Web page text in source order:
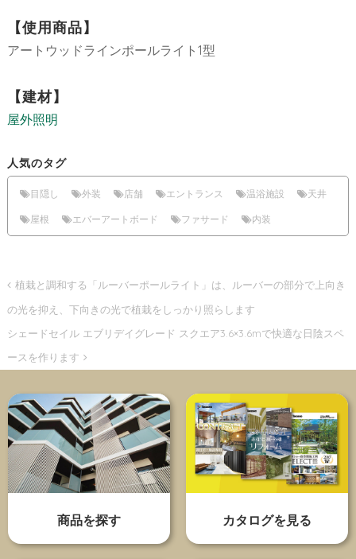
【使用商品】
アートウッドラインポールライト1型
【建材】
屋外照明
人気のタグ
目隠し 外装 店舗 エントランス 温浴施設 天井
屋根 エバーアートボード ファサード 内装
植栽と調和する「ルーバーポールライト」は、ルーバーの部分で上向き
の光を抑え、下向きの光で植栽をしっかり照らします
シェードセイル エブリデイグレード スクエア3.6×3.6mで快適な日陰スペ
ースを作ります
商品を探す カタログを見る